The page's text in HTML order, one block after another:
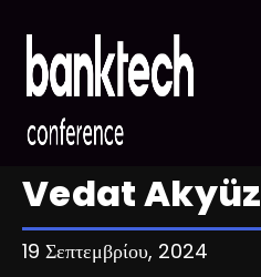
Vedat Akyüz
19 Σεπτεμβρίου, 2024